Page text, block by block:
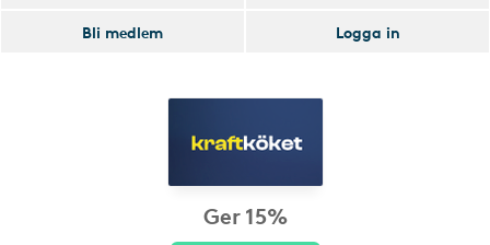
Bli medlem
Logga in
Ger 15%